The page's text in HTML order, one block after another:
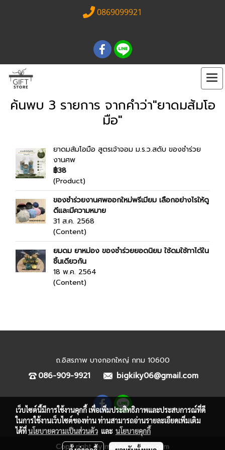
0869099921
ค้นพบ 3 รายการ จากคำว่า"ยาดมส้มโอ
มือ"
ยาดมส้มโอมือ สูตรเจ้าจอม ม.ร.ว.สดับ ของชำร่วย
งานศพ
฿38
(Product)
ของชำร่วยงานศพออกใหม่พรีเมียม เลือกอย่างไรให้ดู
ดีและมีความหมาย
31 ส.ค. 2568
(Content)
ยมดม ยาหม่อง ของชำร่วยยอดนิยม ใช้ดมใช้ทาได้ใน
ชิ้นเดียวกัน
18 พ.ค. 2564
(Content)
ถ.อิสรภาพ บางกอกใหญ่ กทม 10600
086-909-9921 bigkiky06@gmail.com
Copy right by makewebeasy.com
เว็บไซต์นี้มีการใช้งานคุกกี้ เพื่อเพิ่มประสิทธิภาพและประสบการณ์ที่ดี
ในการใช้งานเว็บไซต์ของท่าน ท่านสามารถอ่านรายละเอียดเพิ่มเติม
ได้ที่นโยบายความเป็นส่วนตัว และ นโยบายคุกกี้